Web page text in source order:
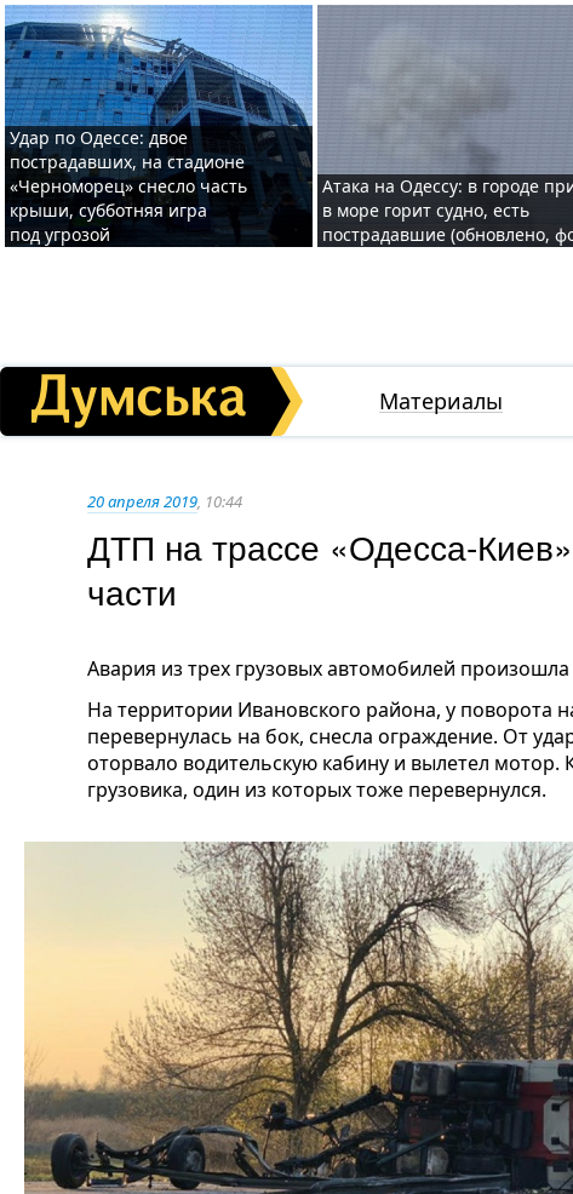
Удар по Одессе: двое
пострадавших, на стадионе
«Черноморец» снесло часть
крыши, субботняя игра
под угрозой
Атака на Одессу: в городе
в море горит судно, есть
пострадавшие (обновлено,
Материалы
20 апреля 2019, 10:44
ДТП на трассе «Одесса-
части
Авария из трех грузовых автомобилей произошла
На территории Ивановского района, у поворота
перевернулась на бок, снесла ограждение. От
оторвало водительскую кабину и вылетел мотор.
грузовика, один из которых тоже перевернулся.